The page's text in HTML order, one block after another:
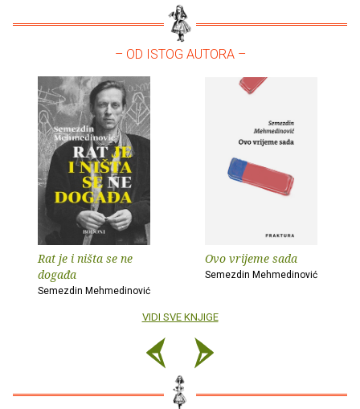
– OD ISTOG AUTORA –
Rat je i ništa se ne
događa
Semezdin Mehmedinović
Ovo vrijeme sada
Semezdin Mehmedinović
VIDI SVE KNJIGE